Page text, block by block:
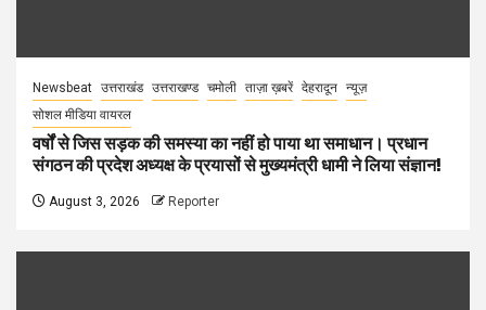
Newsbeat उत्तराखंड उत्तराखण्ड चमोली ताज़ा ख़बरें देहरादून न्यूज़
सोशल मीडिया वायरल
वर्षों से जिस सड़क की समस्या का नहीं हो पाया था समाधान। प्रधान
संगठन की प्रदेश अध्यक्ष के प्रयासों से मुख्यमंत्री धामी ने लिया संज्ञान!
August 3, 2026 Reporter